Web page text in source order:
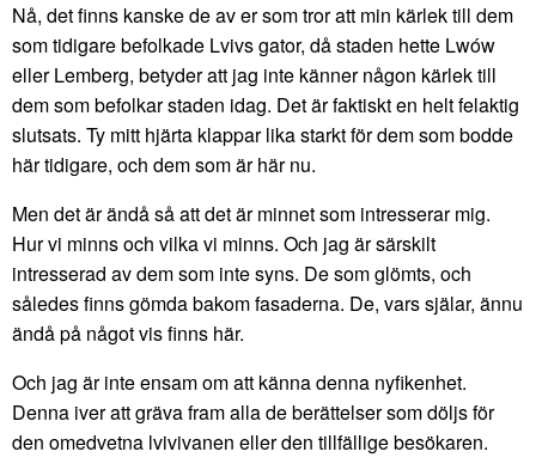
Nå, det finns kanske de av er som tror att min kärlek till dem
som tidigare befolkade Lvivs gator, då staden hette Lwów
eller Lemberg, betyder att jag inte känner någon kärlek till
dem som befolkar staden idag. Det är faktiskt en helt felaktig
slutsats. Ty mitt hjärta klappar lika starkt för dem som bodde
här tidigare, och dem som är här nu.
Men det är ändå så att det är minnet som intresserar mig.
Hur vi minns och vilka vi minns. Och jag är särskilt
intresserad av dem som inte syns. De som glömts, och
således finns gömda bakom fasaderna. De, vars själar, ännu
ändå på något vis finns här.
Och jag är inte ensam om att känna denna nyfikenhet.
Denna iver att gräva fram alla de berättelser som döljs för
den omedvetna lvivivanen eller den tillfällige besökaren.